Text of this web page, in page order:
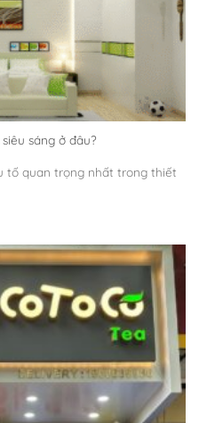
sáng ở đâu?
tố quan trọng nhất trong thiết